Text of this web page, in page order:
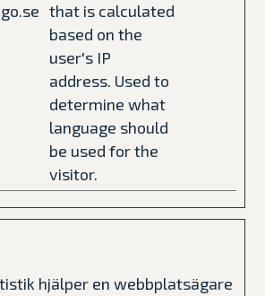
that is calculated
based on the
user's IP
address. Used to
determine what
language should
be used for the
visitor.
hjälper en webbplatsägare